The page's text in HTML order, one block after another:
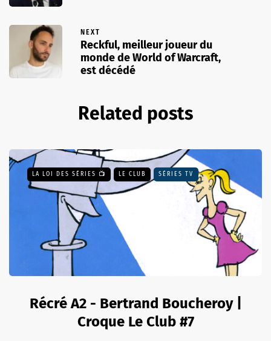
NEXT
Reckful, meilleur joueur du
monde de World of Warcraft,
est décédé
Related posts
LA LOI DES SÉRIES 📺 LE CLUB SÉRIES TV
Récré A2 - Bertrand Boucheroy |
Croque Le Club #7